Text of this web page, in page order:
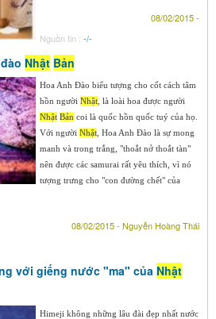
08/02/2015 -
Nguồn tin : -/-
Nhật Bản
Hoa Anh Đào biểu tượng cho cốt cách tâm
hồn người Nhật , là loài hoa được người
Nhật Bản coi là quốc hồn quốc tuý của họ.
Với người Nhật , Hoa Anh Đào là sự mong
manh và trong trắng, "thoắt nở thoắt tàn"
nên được các samurai rất yêu thích, vì nó
tượng trưng cho "con đường chết" của
08/02/2015 - Nguyễn Hoàng Thái
với giếng nước "ma" của Nhật
Himeji không những lâu đài đẹp nhất nước